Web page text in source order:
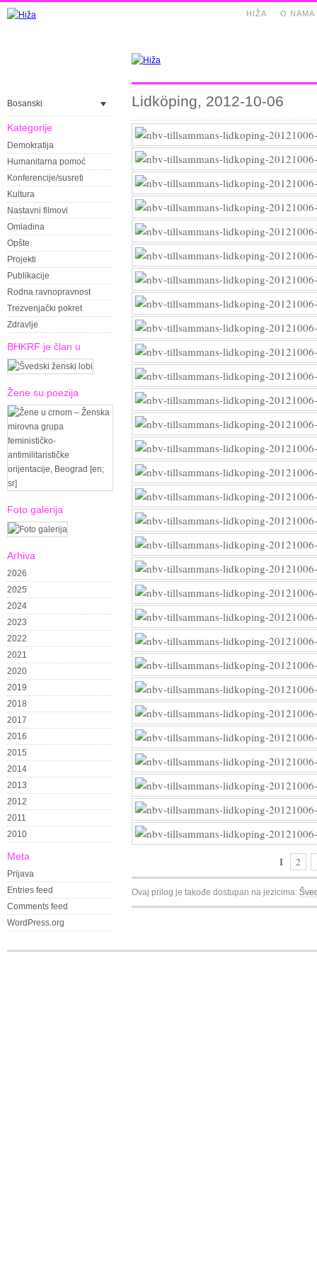
O NAMA
HIŽA
Bosanski
Kategorije
Demokratija
Humanitarna pomoć
Konferencije/susreti
Kultura
Nastavni filmovi
Omladina
Opšte
Projekti
Publikacije
Rodna ravnopravnost
Trezvenjački pokret
Zdravlje
BHKRF je član u
Žene su poezija
Foto galerija
Arhiva
2026
2025
2024
2023
2022
2021
2020
2019
2018
2017
2016
2015
2014
2013
2012
2011
2010
Meta
Prijava
Entries feed
Comments feed
WordPress.org
Lidköping, 2012-10-06
1 2
Ovaj prilog je takođe dostupan na jezicima: